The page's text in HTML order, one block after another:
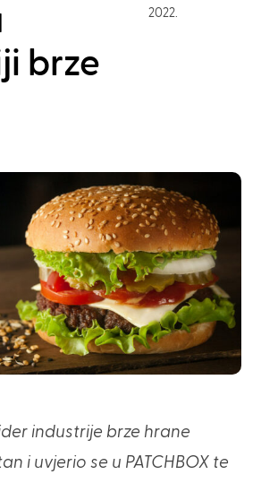
brze
2022.
industrije brze hrane
i uvjerio se u PATCHBOX te